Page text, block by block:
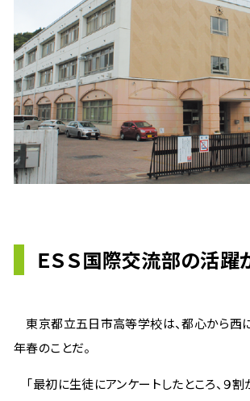
ＥＳＳ国際交流部の活躍
東京都立五日市高等学校は、都心から西
年春のことだ。
「最初に生徒にアンケートしたところ、９